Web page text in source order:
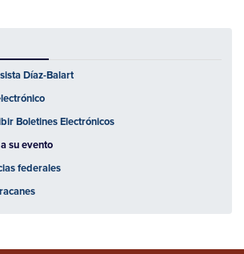
Díaz-Balart
Boletines Electrónicos
su evento
federales